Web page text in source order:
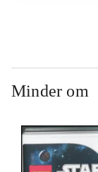
Minder om